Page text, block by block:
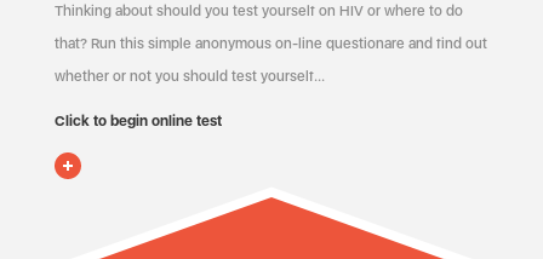
Thinking about should you test yourself on HIV or where to do
that? Run this simple anonymous on-line questionare and find out
whether or not you should test yourself…
Click to begin online test